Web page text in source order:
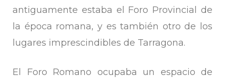
antiguamente estaba el Foro Provincial de
la época romana, y es también otro de los
lugares imprescindibles de Tarragona.
El Foro Romano ocupaba un espacio de